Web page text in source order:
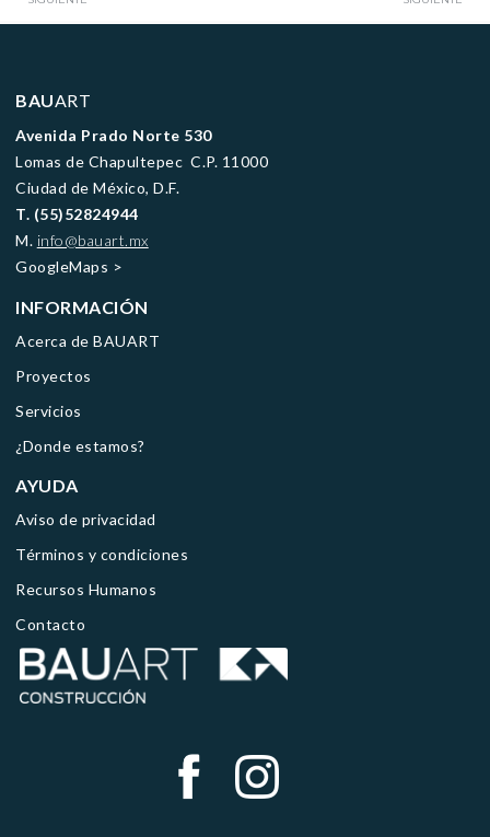
BAUART
Avenida Prado Norte 530
Lomas de Chapultepec C.P. 11000
Ciudad de México, D.F.
T. (55)52824944
M. info@bauart.mx
GoogleMaps >
INFORMACIÓN
Acerca de BAUART
Proyectos
Servicios
¿Donde estamos?
AYUDA
Aviso de privacidad
Términos y condiciones
Recursos Humanos
Contacto